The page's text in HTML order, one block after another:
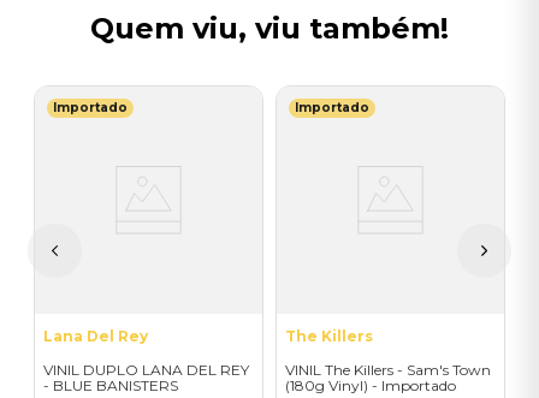
Quem viu, viu também!
Importado
Lana Del Rey
VINIL DUPLO LANA DEL REY
- BLUE BANISTERS
Importado
The Killers
VINIL The Killers - Sam's Town
(180g Vinyl) - Importado